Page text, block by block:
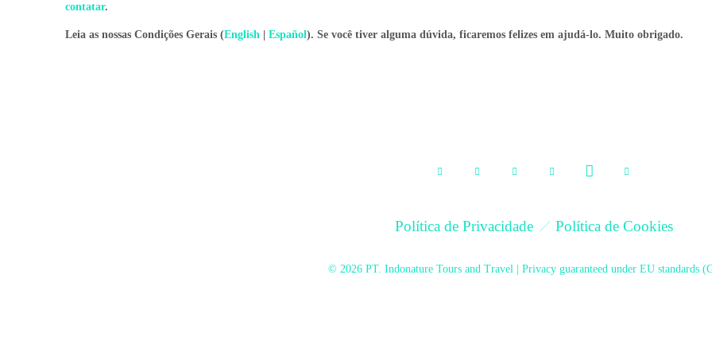
contatar.
Leia as nossas Condições Gerais (English | Español). Se você tiver alguma dúvida, ficaremos felizes em ajudá-lo. Muito obrigado.
Política de Privacidade Política de Cookies
© 2026 PT. Indonature Tours and Travel | Privacy guaranteed under EU standards